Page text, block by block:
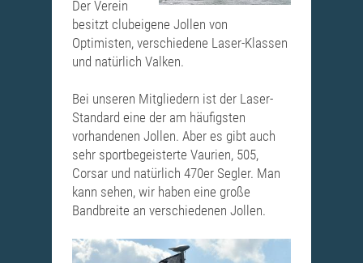
Der Verein
besitzt clubeigene Jollen von
Optimisten, verschiedene Laser-Klassen
und natürlich Valken.
Bei unseren Mitgliedern ist der Laser-
Standard eine der am häufigsten
vorhandenen Jollen. Aber es gibt auch
sehr sportbegeisterte Vaurien, 505,
Corsar und natürlich 470er Segler. Man
kann sehen, wir haben eine große
Bandbreite an verschiedenen Jollen.